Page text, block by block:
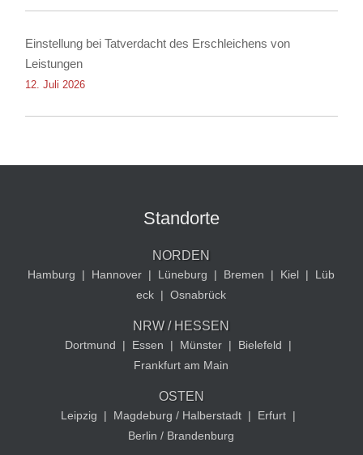
Einstellung bei Tatverdacht des Erschleichens von
Leistungen
12. Juli 2026
Standorte
NORDEN
Hamburg | Hannover | Lüneburg | Bremen | Kiel |
Lüb
eck | Osnabrück
NRW / HESSEN
Dortmund | Essen | Münster | Bielefeld
|
Frankfurt am Main
OSTEN
Leipzig | Magdeburg / Halberstadt | Erfurt |
Berlin / Brandenburg